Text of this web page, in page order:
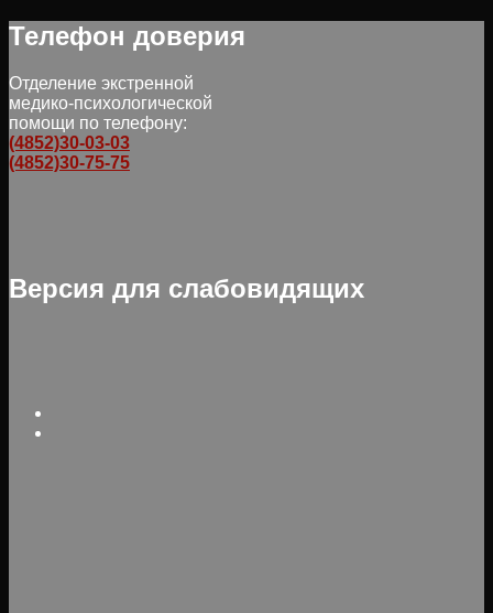
Телефон доверия
Отделение экстренной
медико-психологической
помощи по телефону:
(4852)30-03-03
(4852)30-75-75
Версия для слабовидящих